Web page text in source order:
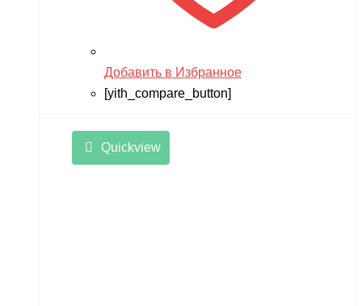
Добавить в Избранное
[yith_compare_button]
Quickview